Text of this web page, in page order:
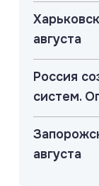
августа
Россия
систем.
августа